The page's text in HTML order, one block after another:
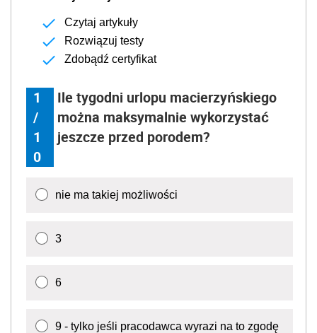
Czytaj artykuły
Rozwiązuj testy
Zdobądź certyfikat
1
/
1
0
Ile tygodni urlopu macierzyńskiego
można maksymalnie wykorzystać
jeszcze przed porodem?
nie ma takiej możliwości
3
6
9 - tylko jeśli pracodawca wyrazi na to zgodę